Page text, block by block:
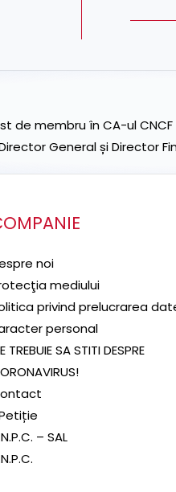
membru în CA-ul CNCF
General și Director
noi
mediului
privind prelucrarea
personal
TREBUIE SA STITI DESPRE
– SAL